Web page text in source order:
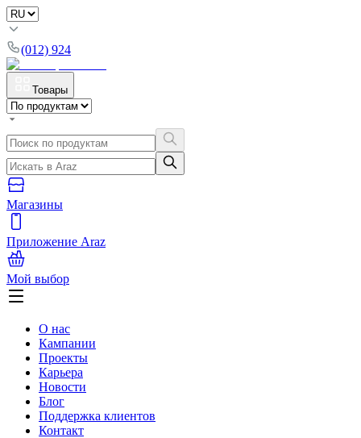
(012) 924
Товары
Магазины
Приложение Araz
Мой выбор
О нас
Кампании
Проекты
Карьера
Новости
Блог
Поддержка клиентов
Контакт